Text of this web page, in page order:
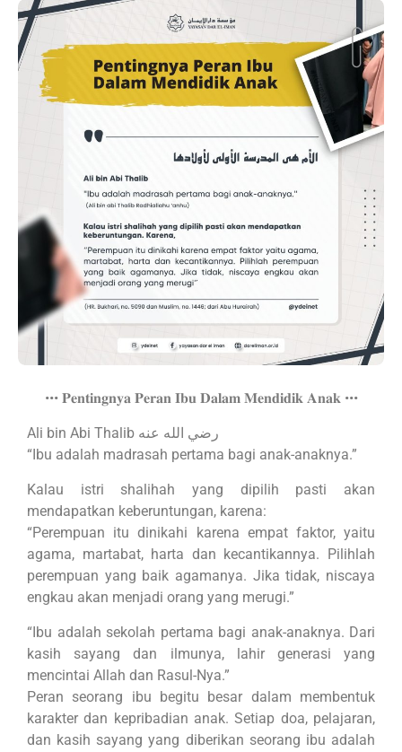
••• 𝐏𝐞𝐧𝐭𝐢𝐧𝐠𝐧𝐲𝐚 𝐏𝐞𝐫𝐚𝐧 𝐈𝐛𝐮 𝐃𝐚𝐥𝐚𝐦 𝐌𝐞𝐧𝐝𝐢𝐝𝐢𝐤 𝐀𝐧𝐚𝐤 •••
Ali bin Abi Thalib رضي الله عنه
“Ibu adalah madrasah pertama bagi anak-anaknya.”
Kalau istri shalihah yang dipilih pasti akan
mendapatkan keberuntungan, karena:
“Perempuan itu dinikahi karena empat faktor, yaitu
agama, martabat, harta dan kecantikannya. Pilihlah
perempuan yang baik agamanya. Jika tidak, niscaya
engkau akan menjadi orang yang merugi.”
“Ibu adalah sekolah pertama bagi anak-anaknya. Dari
kasih sayang dan ilmunya, lahir generasi yang
mencintai Allah dan Rasul-Nya.”
Peran seorang ibu begitu besar dalam membentuk
karakter dan kepribadian anak. Setiap doa, pelajaran,
dan kasih sayang yang diberikan seorang ibu adalah